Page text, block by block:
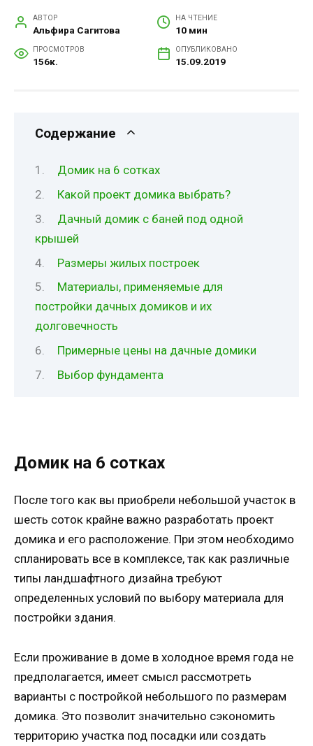
АВТОР
Альфира Сагитова
НА ЧТЕНИЕ
10 мин
ПРОСМОТРОВ
156к.
ОПУБЛИКОВАНО
15.09.2019
Содержание
Домик на 6 сотках
Какой проект домика выбрать?
Дачный домик с баней под одной
крышей
Размеры жилых построек
Материалы, применяемые для
постройки дачных домиков и их
долговечность
Примерные цены на дачные домики
Выбор фундамента
Домик на 6 сотках
После того как вы приобрели небольшой участок в
шесть соток крайне важно разработать проект
домика и его расположение. При этом необходимо
спланировать все в комплексе, так как различные
типы ландшафтного дизайна требуют
определенных условий по выбору материала для
постройки здания.
Если проживание в доме в холодное время года не
предполагается, имеет смысл рассмотреть
варианты с постройкой небольшого по размерам
домика. Это позволит значительно сэкономить
территорию участка под посадки или создать